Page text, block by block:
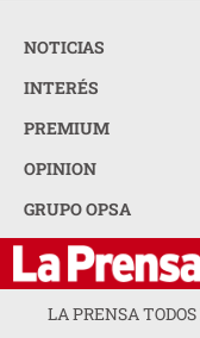
NOTICIAS
INTERÉS
PREMIUM
OPINION
GRUPO OPSA
LA PRENSA